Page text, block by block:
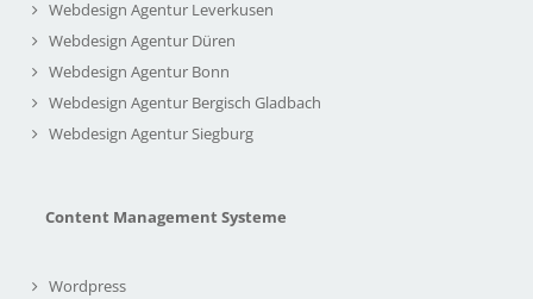
Webdesign Agentur Leverkusen
Webdesign Agentur Düren
Webdesign Agentur Bonn
Webdesign Agentur Bergisch Gladbach
Webdesign Agentur Siegburg
Content Management Systeme
Wordpress